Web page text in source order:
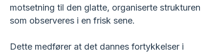
motsetning til den glatte, organiserte strukturen
som observeres i en frisk sene.
Dette medfører at det dannes fortykkelser i